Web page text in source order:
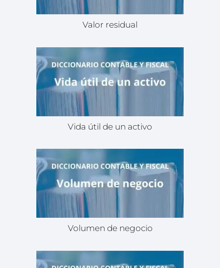
Valor residual
Vida útil de un activo
Volumen de negocio